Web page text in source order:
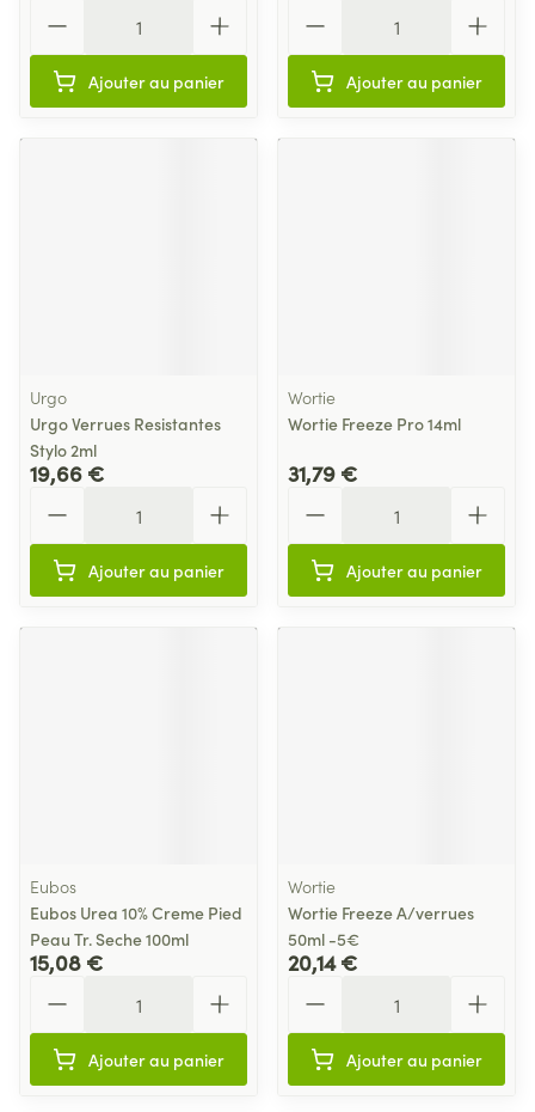
Ajouter au panier Ajouter au panier
Urgo
Urgo Verrues Resistantes
Stylo 2ml
19,66 €
Ajouter au panier
Wortie
Wortie Freeze Pro 14ml
31,79 €
Ajouter au panier
Eubos
Eubos Urea 10% Creme Pied
Peau Tr. Seche 100ml
15,08 €
Ajouter au panier
Wortie
Wortie Freeze A/verrues
50ml -5€
20,14 €
Ajouter au panier